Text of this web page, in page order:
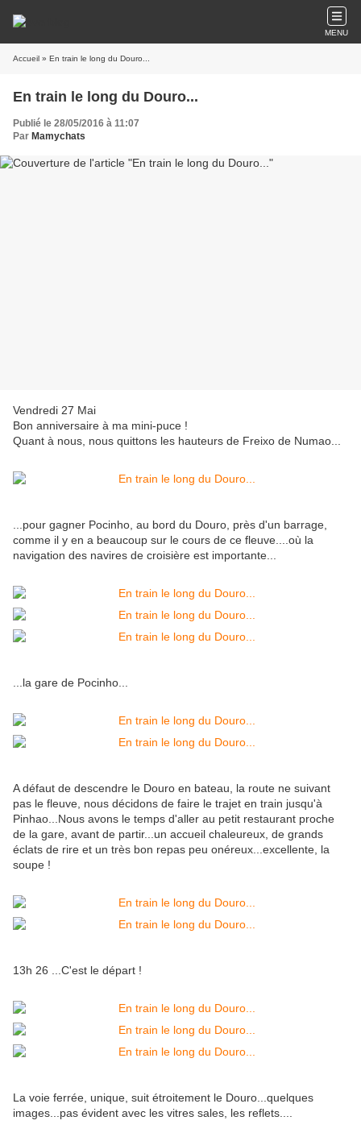
MENU
Accueil » En train le long du Douro...
En train le long du Douro...
Publié le 28/05/2016 à 11:07
Par Mamychats
Vendredi 27 Mai
Bon anniversaire à ma mini-puce !
Quant à nous, nous quittons les hauteurs de Freixo de Numao...
...pour gagner Pocinho, au bord du Douro, près d'un barrage,
comme il y en a beaucoup sur le cours de ce fleuve....où la
navigation des navires de croisière est importante...
...la gare de Pocinho...
A défaut de descendre le Douro en bateau, la route ne suivant
pas le fleuve, nous décidons de faire le trajet en train jusqu'à
Pinhao...Nous avons le temps d'aller au petit restaurant proche
de la gare, avant de partir...un accueil chaleureux, de grands
éclats de rire et un très bon repas peu onéreux...excellente, la
soupe !
13h 26 ...C'est le départ !
La voie ferrée, unique, suit étroitement le Douro...quelques
images...pas évident avec les vitres sales, les reflets....